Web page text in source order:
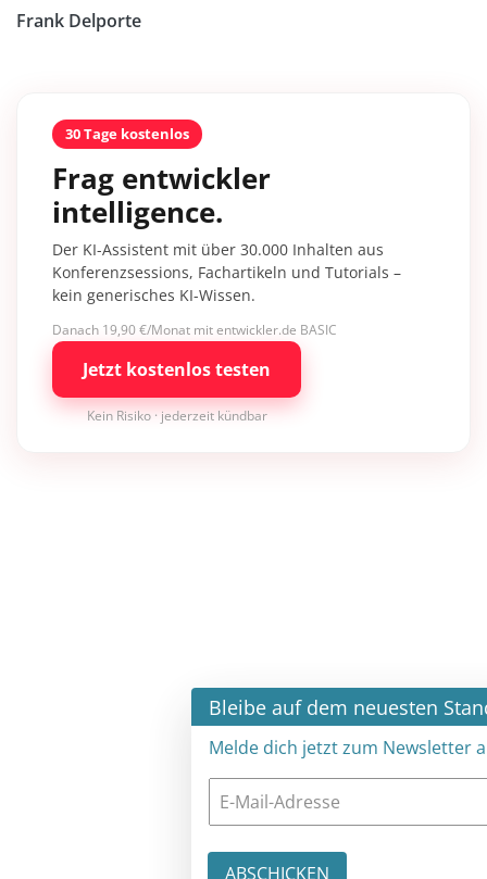
Frank Delporte
30 Tage kostenlos
Frag entwickler
intelligence.
Der KI-Assistent mit über 30.000 Inhalten aus
Konferenzsessions, Fachartikeln und Tutorials –
kein generisches KI-Wissen.
Danach 19,90 €/Monat mit entwickler.de BASIC
Jetzt kostenlos testen
Kein Risiko · jederzeit kündbar
Bleibe auf dem neuesten Stand ×
Melde dich jetzt zum Newsletter an: